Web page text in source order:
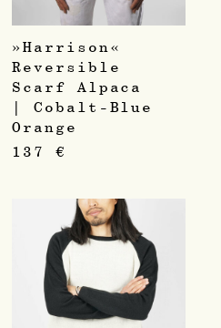
»Harrison«
Reversible
Scarf Alpaca
| Cobalt-Blue
Orange
137 €